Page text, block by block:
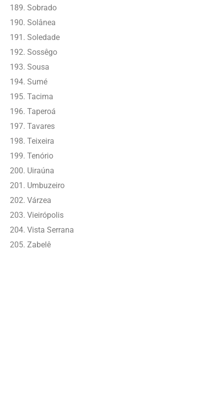
Sobrado
Solânea
Soledade
Sossêgo
Sousa
Sumé
Tacima
Taperoá
Tavares
Teixeira
Tenório
Uiraúna
Umbuzeiro
Várzea
Vieirópolis
Vista Serrana
Zabelê